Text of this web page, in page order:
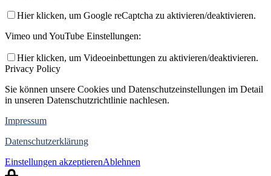
Hier klicken, um Google reCaptcha zu aktivieren/deaktivieren.
Vimeo und YouTube Einstellungen:
Hier klicken, um Videoeinbettungen zu aktivieren/deaktivieren.
Privacy Policy
Sie können unsere Cookies und Datenschutzeinstellungen im Detail
in unseren Datenschutzrichtlinie nachlesen.
Impressum
Datenschutzerklärung
Einstellungen akzeptierenAblehnen